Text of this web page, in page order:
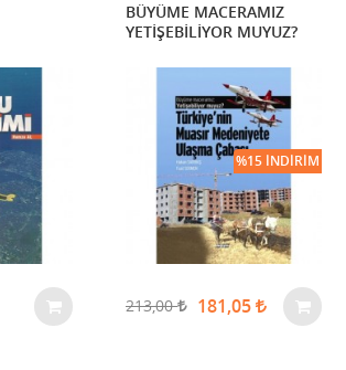
BÜYÜME MACERAMIZ
YETİŞEBİLİYOR MUYUZ?
213,00 181,05
%15 İNDIRIM